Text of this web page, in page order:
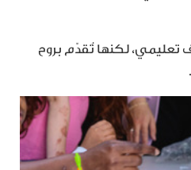
لكنها تُقدّم بروح